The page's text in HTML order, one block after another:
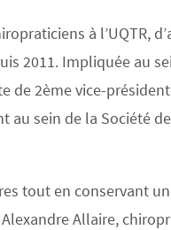
à l’UQTR,
2011. Impliquée au
de 2ème vice-
sein de la Société
tout en conservant
Allaire,